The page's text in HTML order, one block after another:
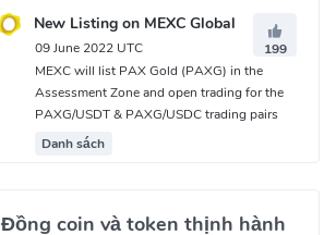
New Listing on MEXC Global
09 June 2022 UTC
199
MEXC will list PAX Gold (PAXG) in the
Assessment Zone and open trading for the
PAXG/USDT & PAXG/USDC trading pairs
Danh sách
Đồng coin và token thịnh hành